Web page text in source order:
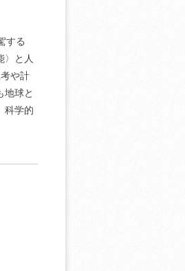
する
〉と人
や計
地球と
科学的